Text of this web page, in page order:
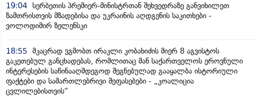
19:04 სერბეთის პრემიერ-მინისტრთან შეხვედრაზე განვიხილეთ
ზამთრისთვის მზადებისა და უკრაინის აღდგენის საკითხები -
ვოლოდიმირ ზელენსკი
18:55 მკაცრად ვგმობთ ირაკლი კობახიძის მიერ 8 აგვისტოს
გაკეთებულ განცხადებას, რომლითაც მან საქართველოს ეროვნული
ინტერესების საწინააღმდეგოდ შეგნებულად გააყალბა ისტორიული
ფაქტები და სამართლებრივი შეფასებები - „კოალიცია
ცვლილებისთვის“